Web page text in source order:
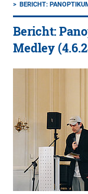
BERICHT:
Bericht:
Medley